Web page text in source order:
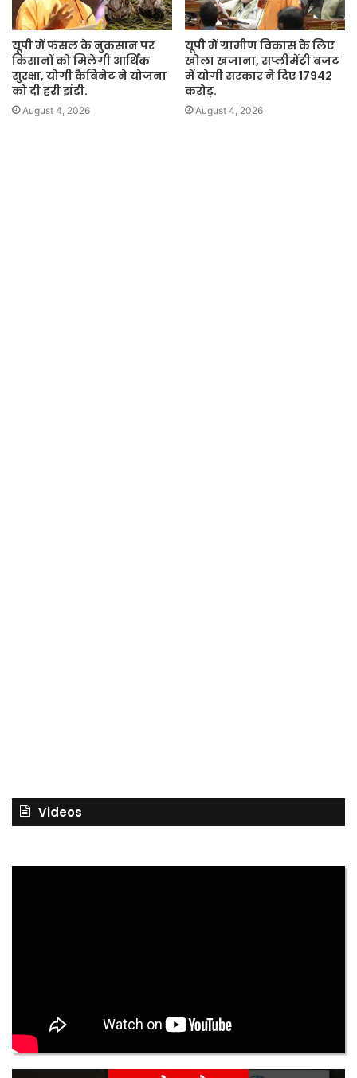
यूपी में फसल के नुकसान पर
किसानों को मिलेगी आर्थिक
सुरक्षा, योगी कैबिनेट ने योजना
को दी हरी झंडी.
August 4, 2026
यूपी में ग्रामीण विकास के लिए
खोला खजाना, सप्लीमेंट्री बजट
में योगी सरकार ने दिए 17942
करोड़.
August 4, 2026
Videos